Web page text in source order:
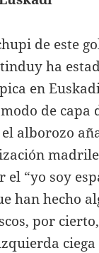
de este
ha
en
de capa
alborozo
“yo soy
han hecho
por